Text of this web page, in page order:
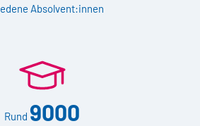
Absolvent:innen
Rund 9000